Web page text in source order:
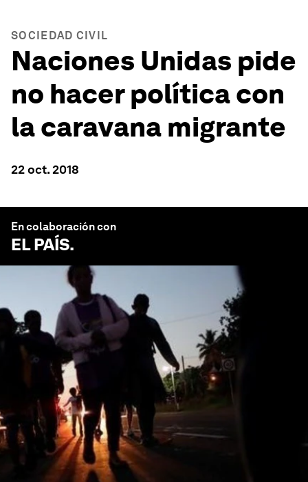
SOCIEDAD CIVIL
Naciones Unidas pide
no hacer política con
la caravana migrante
22 oct. 2018
En colaboración con
EL PAÍS.